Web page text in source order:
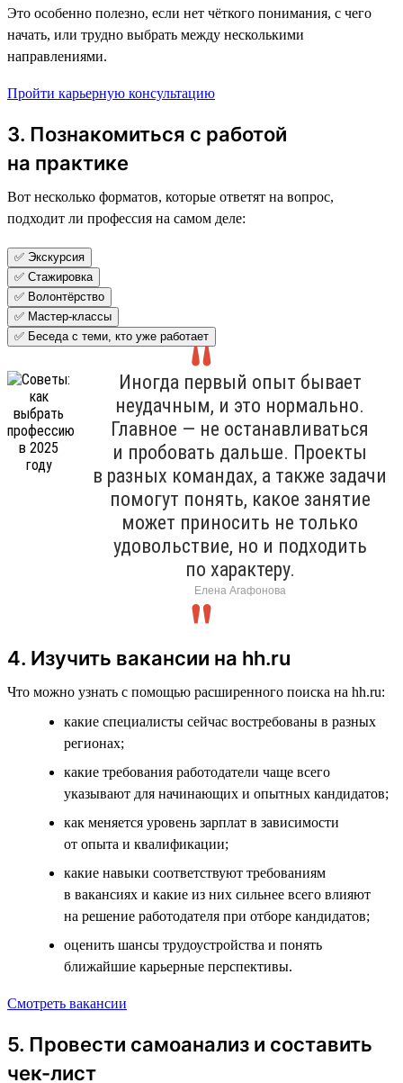
Это особенно полезно, если нет чёткого понимания, с чего
начать, или трудно выбрать между несколькими
направлениями.
Пройти карьерную консультацию
3. Познакомиться с работой
на практике
Вот несколько форматов, которые ответят на вопрос,
подходит ли профессия на самом деле:
✅ Экскурсия
✅ Стажировка
✅ Волонтёрство
✅ Мастер-классы
✅ Беседа с теми, кто уже работает
Иногда первый опыт бывает
неудачным, и это нормально.
Главное — не останавливаться
и пробовать дальше. Проекты
в разных командах, а также задачи
помогут понять, какое занятие
может приносить не только
удовольствие, но и подходить
по характеру.
Елена Агафонова
4. Изучить вакансии на hh.ru
Что можно узнать с помощью расширенного поиска на hh.ru:
какие специалисты сейчас востребованы в разных
регионах;
какие требования работодатели чаще всего
указывают для начинающих и опытных кандидатов;
как меняется уровень зарплат в зависимости
от опыта и квалификации;
какие навыки соответствуют требованиям
в вакансиях и какие из них сильнее всего влияют
на решение работодателя при отборе кандидатов;
оценить шансы трудоустройства и понять
ближайшие карьерные перспективы.
Смотреть вакансии
5. Провести самоанализ и составить
чек-лист